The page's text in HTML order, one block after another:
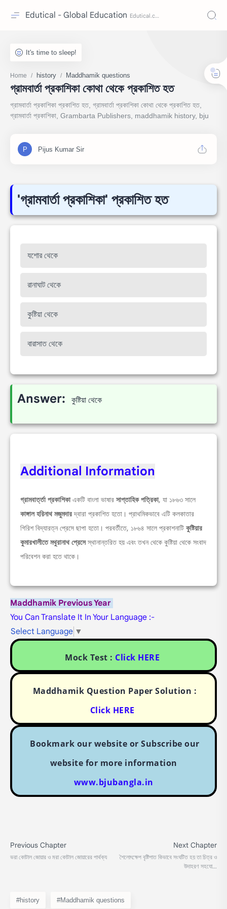
Edutical - Global Education
Home history Maddhamik questions
গ্রামবার্তা প্রকাশিকা কোথা থেকে প্রকাশিত হত
গ্রামবার্তা প্রকাশিকা প্রকাশিত হত, গ্রামবার্তা প্রকাশিকা কোথা থেকে প্রকাশিত হত,
গ্রামবার্তা প্রকাশিকা, Grambarta Publishers, maddhamik history, bju
'গ্রামবার্তা প্রকাশিকা' প্রকাশিত হত
যশোর থেকে
রানাঘাট থেকে
কুষ্টিয়া থেকে
বারাসাত থেকে
Answer: কুষ্টিয়া থেকে
Additional Information
গ্রামবার্ত্তা প্রকাশিকাএকটি বাংলা ভাষার সাপ্তাহিক পত্রিকা, যা ১৮৬৩ সালে
কাঙ্গাল হরিনাথ মজুমদারদ্বারা প্রকাশিত হতো। প্রাথমিকভাবে এটি কলকাতার
গিরিশ বিদ্যারত্ন প্রেসে ছাপা হতো। পরবর্তীতে, ১৮৬৪ সালে প্রকাশনাটি কুষ্টিয়ার
কুমারখালীতে মথুরানাথ প্রেসেস্থানান্তরিত হয় এবং তখন থেকে কুষ্টিয়া থেকে সংবাদ
পরিবেশন করা হতে থাকে।
Maddhamik Previous Year
You Can Translate It In Your Language :-
Select Language ▼
Mock Test : Click HERE
Maddhamik Question Paper Solution :
Click HERE
Bookmark our website or Subscribe our
website for more information
www.bjubangla.in
#history #Maddhamik questions